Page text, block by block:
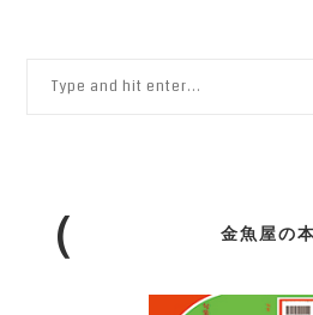
金魚屋の本